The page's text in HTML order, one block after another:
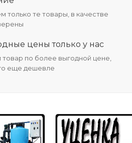
только те товары, в качестве
цены только у нас
по более выгодной цене,
еще дешевле